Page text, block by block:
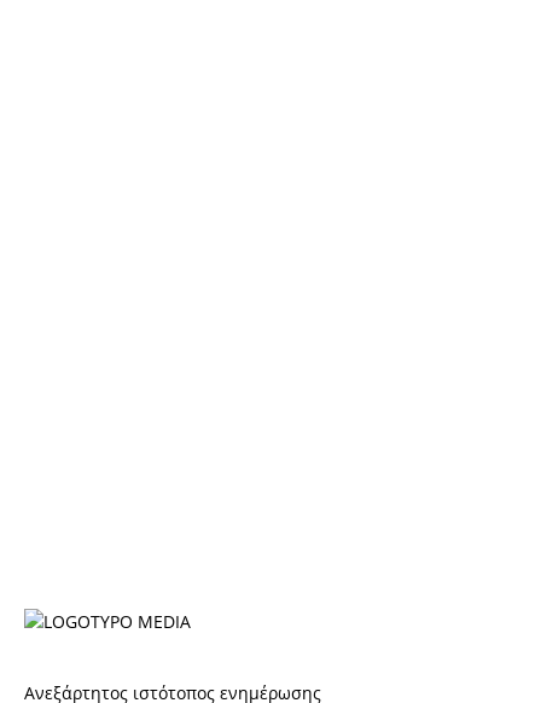
Ανεξάρτητος ιστότοπος ενημέρωσης